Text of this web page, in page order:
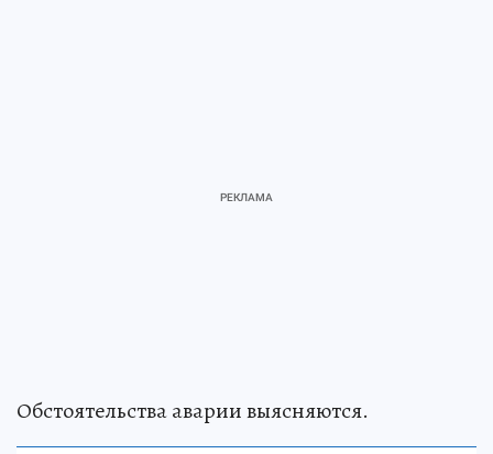
Обстоятельства аварии выясняются.